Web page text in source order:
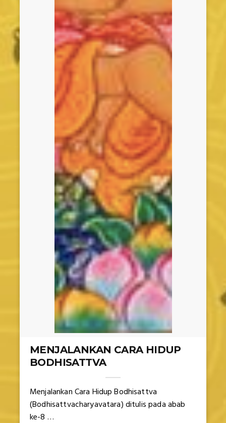
MENJALANKAN CARA HIDUP
BODHISATTVA
Menjalankan Cara Hidup Bodhisattva
(Bodhisattvacharyavatara) ditulis pada abab
ke-8